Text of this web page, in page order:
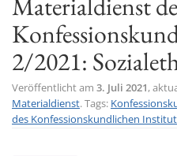
2/2021:
Veröffentlicht am 3. Juli 2021,
Materialdienst. Tags:
des Konfessionskundlichen